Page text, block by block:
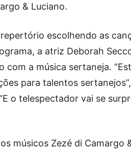
& Luciano.
escolhendo as
a atriz Deborah
com a música sertaneja.
para talentos
o telespectador vai se
músicos Zezé di Camargo